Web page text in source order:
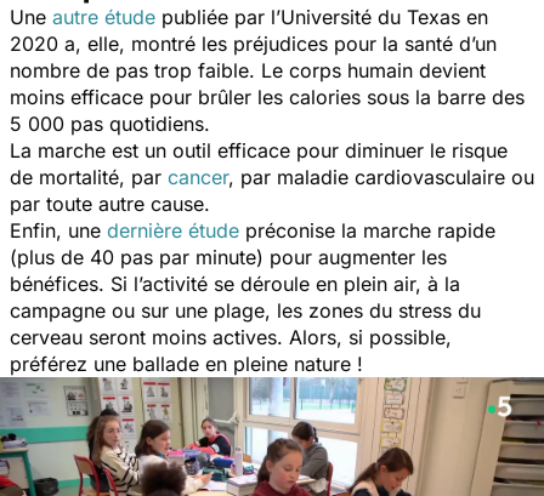
Une autre étude publiée par l’Université du Texas en
2020 a, elle, montré les préjudices pour la santé d’un
nombre de pas trop faible. Le corps humain devient
moins efficace pour brûler les calories sous la barre des
5 000 pas quotidiens.
La marche est un outil efficace pour diminuer le risque
de mortalité, par cancer, par maladie cardiovasculaire ou
par toute autre cause.
Enfin, une dernière étude préconise la marche rapide
(plus de 40 pas par minute) pour augmenter les
bénéfices. Si l’activité se déroule en plein air, à la
campagne ou sur une plage, les zones du stress du
cerveau seront moins actives. Alors, si possible,
préférez une ballade en pleine nature !